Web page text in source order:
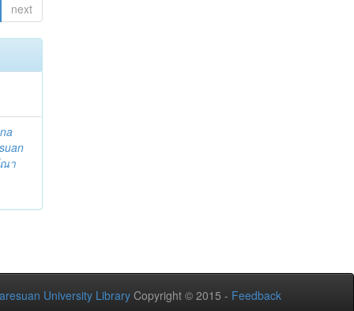
next
า
University Library Copyright © 2015 - Feedback